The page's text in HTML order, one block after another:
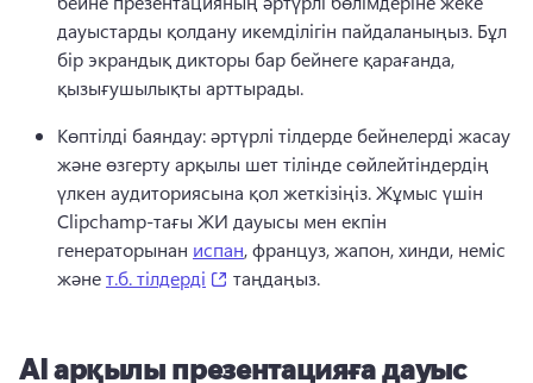
дауыстарды қолдану икемділігін пайдаланыңыз. Бұл
бір экрандық дикторы бар бейнеге қарағанда,
қызығушылықты арттырады.
Көптілді баяндау: әртүрлі тілдерде бейнелерді жасау
және өзгерту арқылы шет тілінде сөйлейтіндердің
үлкен аудиториясына қол жеткізіңіз. Жұмыс үшін
Clipchamp-тағы ЖИ дауысы мен екпін
генераторынан испан, француз, жапон, хинди, неміс
және т.б. тілдерді (opens in a new tab)
таңдаңыз.
AI арқылы презентацияға дауыс